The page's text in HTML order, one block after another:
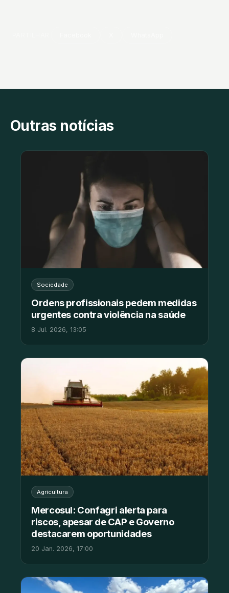
Outras notícias
Sociedade
Ordens profissionais pedem medidas
urgentes contra violência na saúde
8 Jul. 2026, 13:05
Agricultura
Mercosul: Confagri alerta para
riscos, apesar de CAP e Governo
destacarem oportunidades
20 Jan. 2026, 17:00